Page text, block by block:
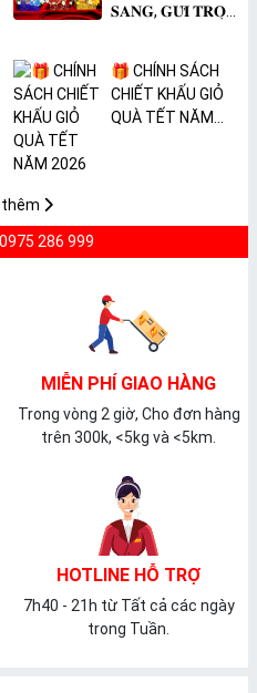
𝐒𝐀𝐍𝐆, 𝐆𝐔̛̉𝐈 𝐓𝐑𝐎̣𝐍
🎁 CHÍNH SÁCH
CHIẾT KHẤU GIỎ
QUÀ TẾT NĂM
286 999
MIỄN PHÍ GIAO HÀNG
Trong vòng 2 giờ, Cho đơn hàng
trên 300k, <5kg và <5km.
HOTLINE HỖ TRỢ
7h40 - 21h từ Tất cả các ngày
trong Tuần.